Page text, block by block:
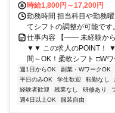
時給1,800円～17,200円
勤務時間 担当科目や勤務
てシフトの調整が可能です。
仕事内容 【―― 未経験か
▼▼ この求人のPOINT！
間～OK！柔軟シフト □W
週1日からOK 副業・WワークOK
平日のみOK
学生歓迎 転勤なし
経験者歓迎
残業なし 研修あり
週4日以上OK
服装自由